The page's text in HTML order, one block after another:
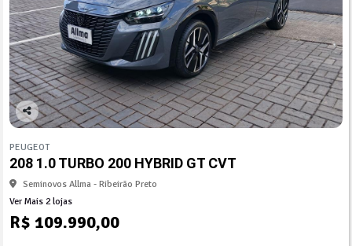
Co
arti
lhe
PEUGEOT
208 1.0 TURBO 200 HYBRID GT CVT
Seminovos Allma - Ribeirão Preto
Ver Mais 2 lojas
R$ 109.990,00